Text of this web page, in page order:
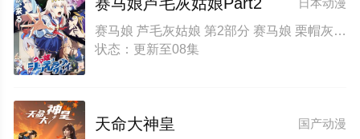
日本动漫
赛马娘 芦毛灰姑娘 第2部分 赛马娘 栗帽灰姑娘 第2部分 赛马娘 Cinderella Gray 第2部分 Uma Musume Cinderella Gray Part 2
状态：更新至08集
国产动漫
天命大神皇